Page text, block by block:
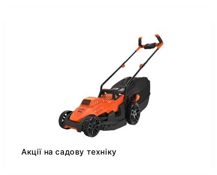
Акції на садову техніку